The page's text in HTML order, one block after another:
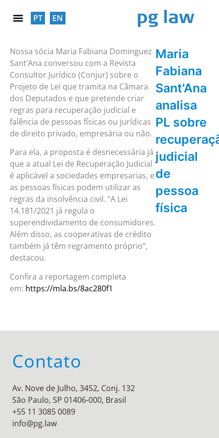
PT EN
Maria
Fabiana
Sant'Ana
analisa
PL sobre
judicial
de
pessoa
física
Nossa sócia Maria Fabiana Dominguez
Sant’Ana conversou com a Revista
Consultor Jurídico (Conjur) sobre o
Projeto de Lei que tramita na Câmara
dos Deputados e que pretende criar
regras para recuperação judicial e
falência de pessoas físicas ou jurídicas
de direito privado, empresária ou não.
Para ela, a proposta é desnecessária já
que a atual Lei de Recuperação Judicial
é aplicável a sociedades empresarias, e
as pessoas físicas podem utilizar as
regras da insolvência civil. “A Lei
14.181/2021 já regula o
superendividamento de consumidores.
Além disso, as cooperativas de crédito
também já têm regramento próprio”,
destacou.
Confira a reportagem completa
em: https://mla.bs/8ac280f1
Contato
Av. Nove de Julho, 3452, Conj. 132
São Paulo, SP 01406-000, Brasil
+55 11 3085 0089
info@pg.law